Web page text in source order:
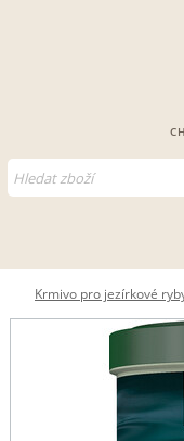
Krmivo pro jezírkové